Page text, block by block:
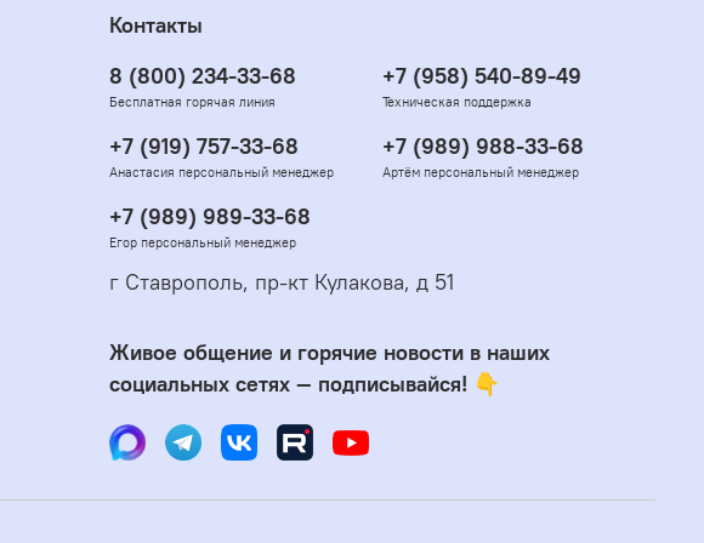
Контакты
8 (800) 234-33-68
Бесплатная горячая линия
+7 (958) 540-89-49
Техническая поддержка
+7 (919) 757-33-68
Анастасия персональный менеджер
+7 (989) 988-33-68
Артём персональный менеджер
+7 (989) 989-33-68
Егор персональный менеджер
г Ставрополь, пр-кт Кулакова, д 51
Живое общение и горячие новости в наших
социальных сетях — подписывайся! 👇